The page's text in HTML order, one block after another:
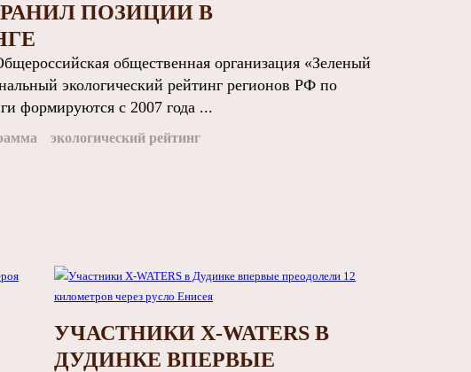
ПОЗИЦИИ В
общественная организация «Зеленый
экологический рейтинг регионов РФ по
формируются с 2007 года ...
экологический рейтинг
УЧАСТНИКИ X-WATERS В
ДУДИНКЕ ВПЕРВЫЕ